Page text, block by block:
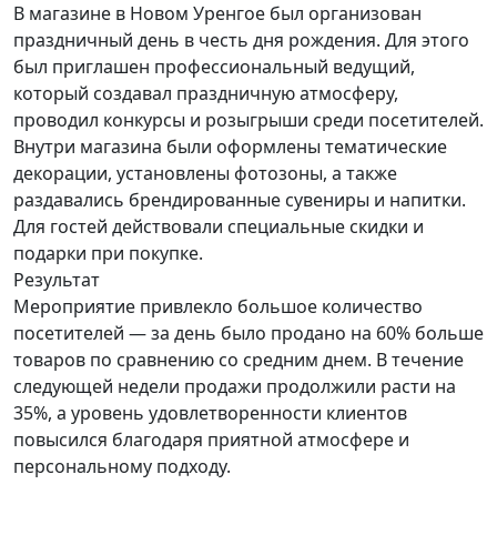
В магазине в Новом Уренгое был организован
праздничный день в честь дня рождения. Для этого
был приглашен профессиональный ведущий,
который создавал праздничную атмосферу,
проводил конкурсы и розыгрыши среди посетителей.
Внутри магазина были оформлены тематические
декорации, установлены фотозоны, а также
раздавались брендированные сувениры и напитки.
Для гостей действовали специальные скидки и
подарки при покупке.
Результат
Мероприятие привлекло большое количество
посетителей — за день было продано на 60% больше
товаров по сравнению со средним днем. В течение
следующей недели продажи продолжили расти на
35%, а уровень удовлетворенности клиентов
повысился благодаря приятной атмосфере и
персональному подходу.